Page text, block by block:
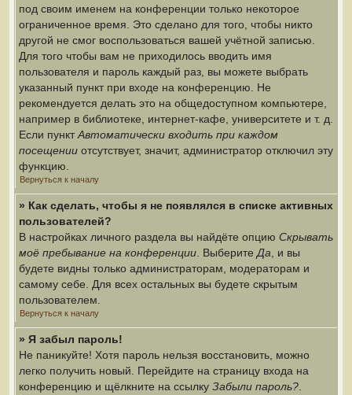
под своим именем на конференции только некоторое
ограниченное время. Это сделано для того, чтобы никто
другой не смог воспользоваться вашей учётной записью.
Для того чтобы вам не приходилось вводить имя
пользователя и пароль каждый раз, вы можете выбрать
указанный пункт при входе на конференцию. Не
рекомендуется делать это на общедоступном компьютере,
например в библиотеке, интернет-кафе, университете и т. д.
Если пунктАвтоматически входить при каждом
посещении отсутствует, значит, администратор отключил эту
функцию.
Вернуться к началу
» Как сделать, чтобы я не появлялся в списке активных
пользователей?
В настройках личного раздела вы найдёте опцию Скрывать
моё пребывание на конференции . Выберите Да , и вы
будете видны только администраторам, модераторам и
самому себе. Для всех остальных вы будете скрытым
пользователем.
Вернуться к началу
» Я забыл пароль!
Не паникуйте! Хотя пароль нельзя восстановить, можно
легко получить новый. Перейдите на страницу входа на
конференцию и щёлкните на ссылку Забыли пароль?